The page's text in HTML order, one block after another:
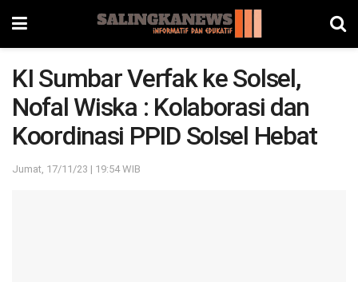
KI Sumbar Verfak ke Solsel,
Nofal Wiska : Kolaborasi dan
Koordinasi PPID Solsel Hebat
Jumat, 17/11/23 | 19:54 WIB